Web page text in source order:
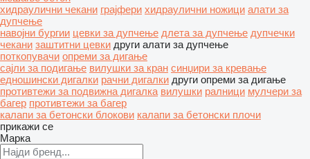
хидраулични чекани грајфери хидраулични ножици алати за
дупчење
навојни бургии цевки за дупчење длета за дупчење дупчечки
чекани заштитни цевки други алати за дупчење
поткопувачи опреми за дигање
сајли за подигање вилушки за кран синџири за кревање
едношински дигалки рачни дигалки други опреми за дигање
противтежи за подвижна дигалка вилушки ралници мулчери за
багер противтежи за багер
калапи за бетонски блокови калапи за бетонски плочи
прикажи се
Марка